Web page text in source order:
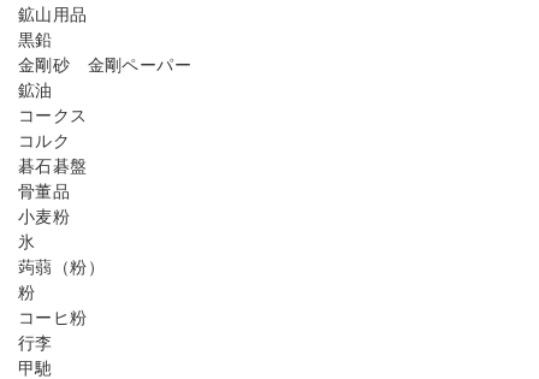
鉱山用品
黒鉛
金剛砂 金剛ペーパー
鉱油
コークス
コルク
碁石碁盤
骨董品
小麦粉
氷
蒟蒻（粉）
粉
コーヒ粉
行李
甲馳